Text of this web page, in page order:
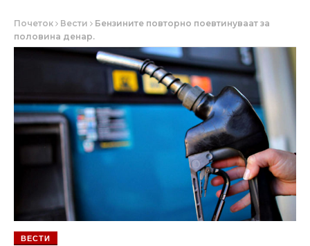
Почеток Вести
Бензините повторно поевтинуваат за
половина денар.
ВЕСТИ